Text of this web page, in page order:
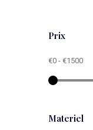
Prix
€0 - €1500
Materiel